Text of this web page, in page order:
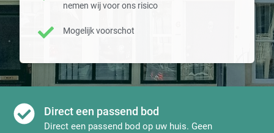
nemen wij voor ons risico
Mogelijk voorschot
Direct een passend bod
Direct een passend bod op uw huis. Geen